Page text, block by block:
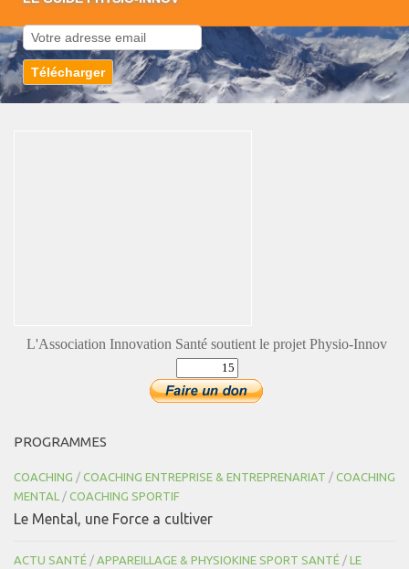
L'Association Innovation Santé soutient le projet Physio-Innov
PROGRAMMES
COACHING / COACHING ENTREPRISE & ENTREPRENARIAT / COACHING
MENTAL / COACHING SPORTIF
Le Mental, une Force a cultiver
ACTU SANTÉ / APPAREILLAGE & PHYSIOKINE SPORT SANTÉ / LE